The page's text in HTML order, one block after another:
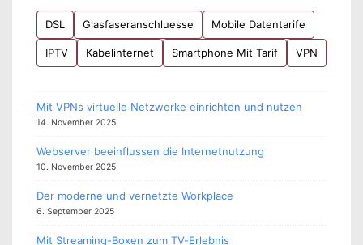
DSL Glasfaseranschluesse Mobile Datentarife
IPTV Kabelinternet Smartphone Mit Tarif VPN
Mit VPNs virtuelle Netzwerke einrichten und nutzen
14. November 2025
Webserver beeinflussen die Internetnutzung
10. November 2025
Der moderne und vernetzte Workplace
6. September 2025
Mit Streaming-Boxen zum TV-Erlebnis